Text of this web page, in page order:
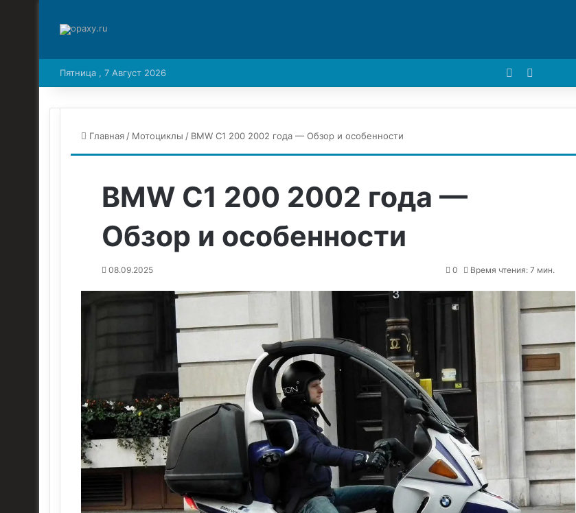
Пятница , 7 Август 2026 Войти
Главная / Мотоциклы / BMW C1 200 2002 года — Обзор и особенности
BMW C1 200 2002 года —
Обзор и особенности
08.09.2025 0 Время чтения: 7 мин.